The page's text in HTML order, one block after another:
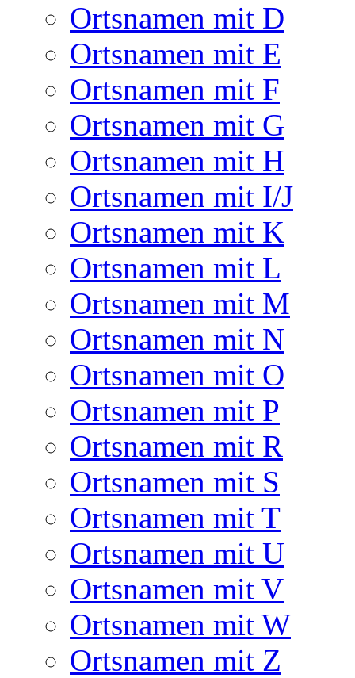
Ortsnamen mit D
Ortsnamen mit E
Ortsnamen mit F
Ortsnamen mit G
Ortsnamen mit H
Ortsnamen mit I/J
Ortsnamen mit K
Ortsnamen mit L
Ortsnamen mit M
Ortsnamen mit N
Ortsnamen mit O
Ortsnamen mit P
Ortsnamen mit R
Ortsnamen mit S
Ortsnamen mit T
Ortsnamen mit U
Ortsnamen mit V
Ortsnamen mit W
Ortsnamen mit Z